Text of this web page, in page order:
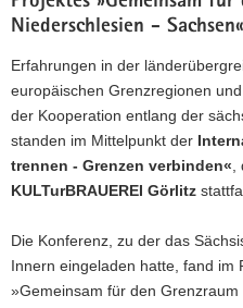
Niederschlesien -
Erfahrungen in der
europäischen Grenzregionen
der Kooperation entlang der
standen im Mittelpunkt der
trennen - Grenzen verbinden«
KULTurBRAUEREI Görlitz
Die Konferenz, zu der das
Innern eingeladen hatte, fand im
»Gemeinsam für den